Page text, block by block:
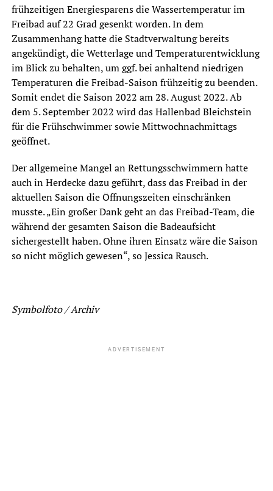
frühzeitigen Energiesparens die Wassertemperatur im
Freibad auf 22 Grad gesenkt worden. In dem
Zusammenhang hatte die Stadtverwaltung bereits
angekündigt, die Wetterlage und Temperaturentwicklung
im Blick zu behalten, um ggf. bei anhaltend niedrigen
Temperaturen die Freibad-Saison frühzeitig zu beenden.
Somit endet die Saison 2022 am 28. August 2022. Ab
dem 5. September 2022 wird das Hallenbad Bleichstein
für die Frühschwimmer sowie Mittwochnachmittags
geöffnet.
Der allgemeine Mangel an Rettungsschwimmern hatte
auch in Herdecke dazu geführt, dass das Freibad in der
aktuellen Saison die Öffnungszeiten einschränken
musste. „Ein großer Dank geht an das Freibad-Team, die
während der gesamten Saison die Badeaufsicht
sichergestellt haben. Ohne ihren Einsatz wäre die Saison
so nicht möglich gewesen“, so Jessica Rausch.
Symbolfoto / Archiv
ADVERTISEMENT